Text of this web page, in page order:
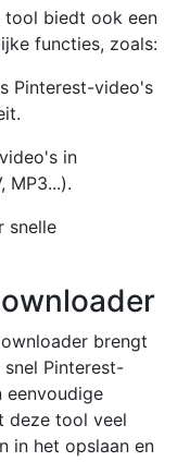
tool biedt ook een
functies, zoals:
Pinterest-video's
in
MP3...).
snelle
brengt
Pinterest-
eenvoudige
deze tool veel
in het opslaan en